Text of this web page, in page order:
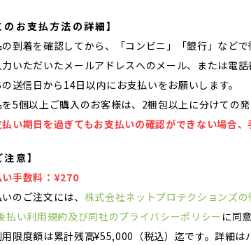
のお支払方法の詳細】
の到着を確認してから、「コンビニ」「銀行」など
力いただいたメールアドレスへのメール、または電
の送信日から14日以内にお支払いをお願いします。
を5個以上ご購入のお客様は、2梱包以上に分けての
払い期日を過ぎてもお支払いの確認ができない場合、
注意】
い手数料：¥270
のご注文には、 株式会社ネットプロテクションズ
払い利用規約及び同社のプライバシーポリシーに同
用限度額は累計残高¥55,000（税込）迄です。詳細は